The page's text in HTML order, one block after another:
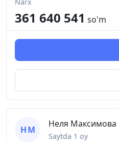
Narx
361 640 541 so'm
Н М
Неля Максимова
Saytda 1 oy